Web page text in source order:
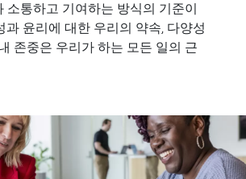
소통하고 기여하는 방식의 기준이
과 윤리에 대한 우리의 약속, 다양성
존중은 우리가 하는 모든 일의 근